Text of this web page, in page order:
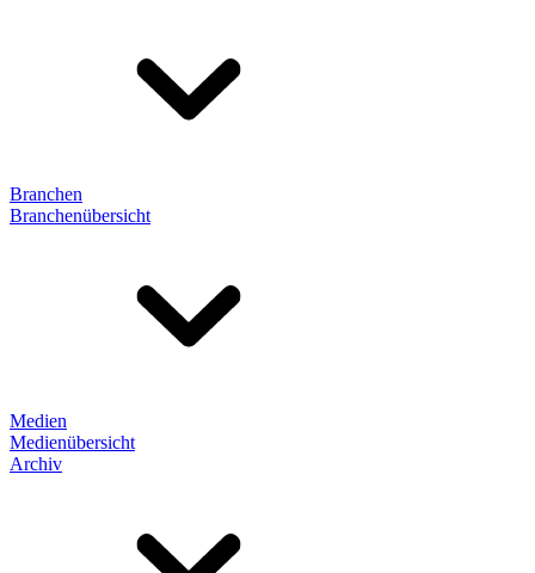
Branchen
Branchenübersicht
Medien
Medienübersicht
Archiv